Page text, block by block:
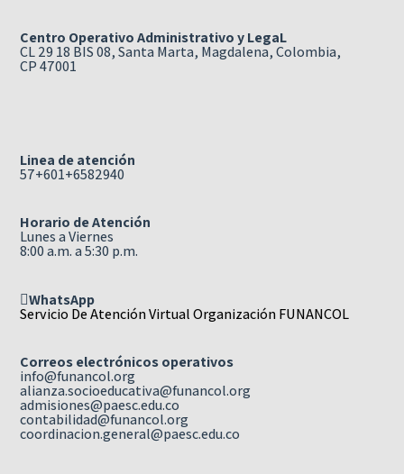
Centro Operativo Administrativo y LegaL
CL 29 18 BIS 08, Santa Marta, Magdalena, Colombia,
CP 47001
Linea de atención
57+601+6582940
Horario de Atención
Lunes a Viernes
8:00 a.m. a 5:30 p.m.
WhatsApp
Servicio De Atención Virtual Organización FUNANCOL
Correos electrónicos operativos
info@funancol.org
alianza.socioeducativa@funancol.org
admisiones@paesc.edu.co
contabilidad@funancol.org
coordinacion.general@paesc.edu.co